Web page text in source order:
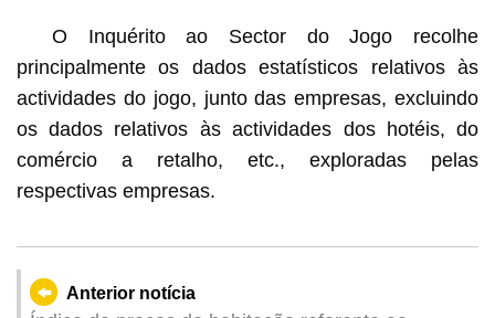
O Inquérito ao Sector do Jogo recolhe
principalmente os dados estatísticos relativos às
actividades do jogo, junto das empresas, excluindo
os dados relativos às actividades dos hotéis, do
comércio a retalho, etc., exploradas pelas
respectivas empresas.
Anterior notícia